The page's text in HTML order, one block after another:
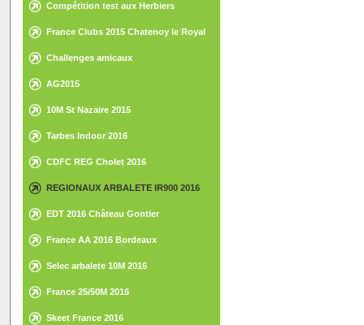
Compétition test aux Herbiers
France Clubs 2015 Chatenoy le Royal
Challenges amicaux
AG2015
10M St Nazaire 2015
Tarbes Indoor 2016
CDFC REG Cholet 2016
REGIONAUX ARBALETE IR900 2016
EDT 2016 Château Gontier
France AA 2016 Bordeaux
Selec arbalete 10M 2016
France 25/50M 2016
Skeet France 2016